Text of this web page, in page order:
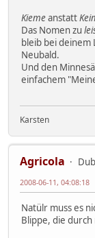
Kiemeanstatt
Das Nomen zu
bleib bei deinem
Neubald.
Und den
einfachem
Karsten
Agricola
2008-06-11, 04:08:18
Natülr muss es
Blippe, die